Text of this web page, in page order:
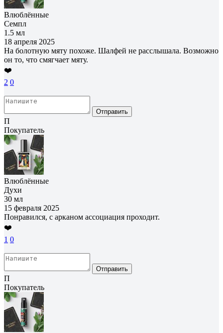
Влюблённые
Семпл
1.5 мл
18 апреля 2025
На болотную мяту похоже. Шалфей не расслышала. Возможно
он то, что смягчает мяту.
❤️
2 0
Отправить
П
Покупатель
Влюблённые
Духи
30 мл
15 февраля 2025
Понравился, с арканом ассоциация проходит.
❤️
1 0
Отправить
П
Покупатель